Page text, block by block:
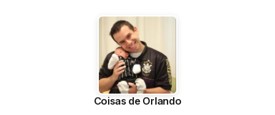
Coisas de Orlando